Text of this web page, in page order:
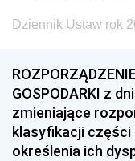
Dziennik Ustaw rok
GOSPODARKI z
zmieniające
klasyfikacji
określenia ich